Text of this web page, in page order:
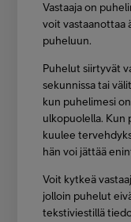
EN SV
Vastaaja on
voit vastaanottaa
puheluun.
Puhelut siirtyvät
sekunnissa tai
kun puhelimesi
ulkopuolella. Kun
kuulee
hän voi jättää
Voit kytkeä
jolloin puhelut
tekstiviestillä